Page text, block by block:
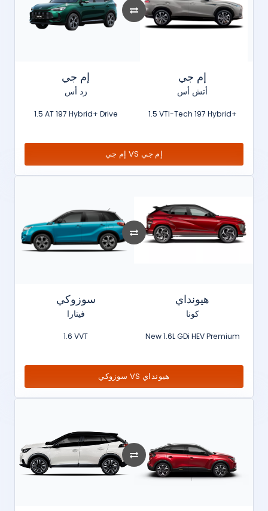
إم جي
زد أس
1.5 AT 197 Hybrid+ Drive
إم جي
أتش أس
1.5 VTI-Tech 197 Hybrid+
إم جي VS إم جي
سوزوكي
فيتارا
1.6 VVT
هيونداي
كونا
New 1.6L GDi HEV Premium
سوزوكي VS هيونداي